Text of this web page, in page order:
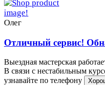
Олег
Отличный сервис!
Выездная мастерская
В связи с нестабильным
узнавайте по телефону